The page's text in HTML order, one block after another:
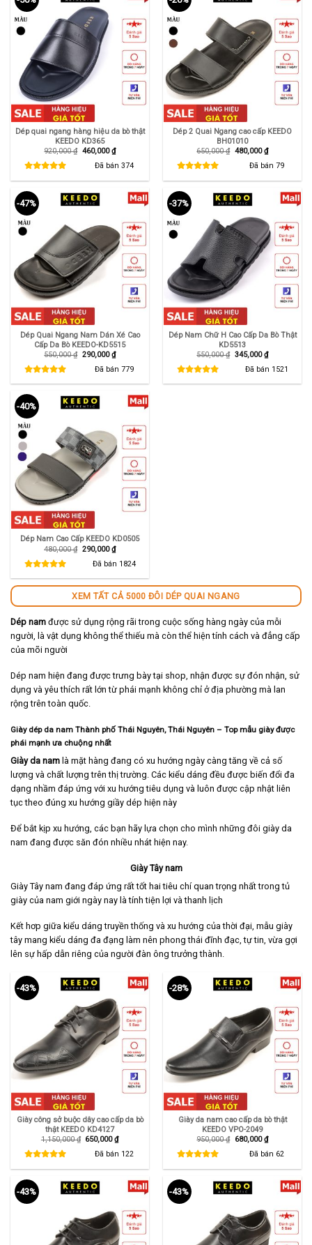
Dép quai ngang hàng hiệu da bò thật
KEEDO KD365
920,000₫ Giá
460,000₫Giá
hiện
tại
Đã bán 374
Dép 2 Quai Ngang cao cấp KEEDO
BH01010
650,000₫ Giá
480,000₫Giá
hiện
tại
Đã bán 79
-47%
Dép Quai Ngang Nam Dán Xé Cao
Cấp Da Bò KEEDO-KD5515
550,000₫ Giá
550,000 ₫.
290,000₫Giá
hiện
tại
là:
290,000 ₫.
Đã bán 779
-37%
Dép Nam Chữ H Cao Cấp Da Bò Thật
KD5513
550,000₫ Giá
550,000 ₫.
345,000₫Giá
hiện
tại
là:
345,000 ₫.
Đã bán 1521
-40%
Dép Nam Cao Cấp KEEDO KD0505
480,000₫ Giá
480,000 ₫.
290,000₫Giá
hiện
tại
là:
Đã bán 1824
XEM TẤT CẢ 5000 ĐÔI DÉP QUAI NGANG
Dép nam được sử dụng rộng rãi trong cuộc sống hàng ngày của mỗi
người, là vật dụng không thể thiếu mà còn thể hiện tính cách và đẳng cấp
của mõi người
Dép nam hiện đang được trưng bày tại shop, nhận được sự đón nhận, sử
dụng và yêu thích rất lớn từ phái mạnh không chỉ ở địa phường mà lan
rộng trên toàn quốc.
Giày dép da nam Thành phố Thái Nguyên, Thái Nguyên – Top mẫu giày được
phái mạnh ưa chuộng nhất
Giày da nam là mặt hàng đang có xu hướng ngày càng tăng về cả số
lượng và chất lượng trên thị trường. Các kiểu dáng đều được biến đổi đa
dạng nhầm đáp ứng với xu hướng tiêu dụng và luôn được cập nhật liên
tục theo đúng xu hướng giầy dép hiện này
Để bắt kịp xu hướng, các bạn hãy lựa chọn cho mình những đôi giày da
nam đang được săn đón nhiều nhát hiện nay.
Giày Tây nam
Giày Tây nam đang đáp ứng rất tốt hai tiêu chí quan trọng nhất trong tủ
giày của nam giới ngày nay là tính tiện lợi và thanh lịch
Kết hơp giữa kiểu dáng truyền thống và xu hướng của thời đại, mẫu giày
tây mang kiểu dáng đa đạng làm nên phong thái đĩnh đạc, tự tin, vừa gợi
lên sự hấp dẫn riêng của người đàn ông trưởng thành.
-43%
Giày công sở buộc dây cao cấp da bò
thật KEEDO KD4127
1,150,000₫ Giá
650,000₫Giá
hiện
tại
Đã bán 122
-28%
Giày da nam cao cấp da bò thật
KEEDO VPO-2049
950,000₫ Giá
680,000₫Giá
hiện
tại
Đã bán 62
-43% -43%